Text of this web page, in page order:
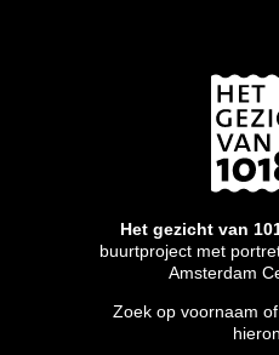
Het gezicht van
buurtproject met
Amsterdam
Zoek op voornaam